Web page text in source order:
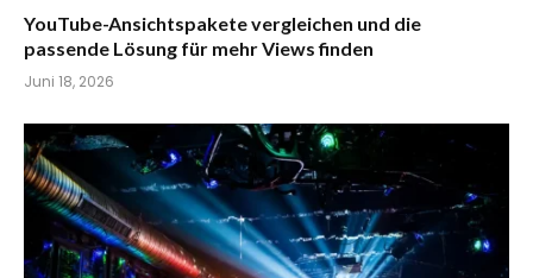
YouTube-Ansichtspakete vergleichen und die
passende Lösung für mehr Views finden
Juni 18, 2026